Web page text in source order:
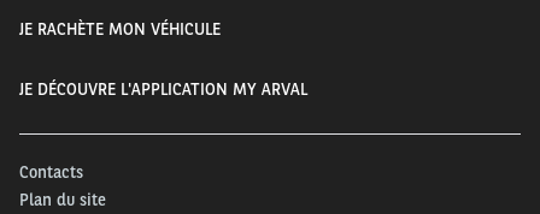
JE RACHÈTE MON VÉHICULE
JE DÉCOUVRE L'APPLICATION MY ARVAL
Contacts
Plan du site